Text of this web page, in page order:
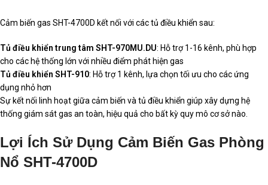
Cảm biến gas SHT-4700D kết nối với các tủ điều khiển sau:
Tủ điều khiển trung tâm SHT-970MU.DU: Hỗ trợ 1-16 kênh, phù hợp
cho các hệ thống lớn với nhiều điểm phát hiện gas
Tủ điều khiển SHT-910: Hỗ trợ 1 kênh, lựa chọn tối ưu cho các ứng
dụng nhỏ hơn
Sự kết nối linh hoạt giữa cảm biến và tủ điều khiển giúp xây dựng hệ
thống giám sát gas an toàn, hiệu quả cho bất kỳ quy mô cơ sở nào.
Lợi Ích Sử Dụng Cảm Biến Gas Phòng
Nổ SHT-4700D